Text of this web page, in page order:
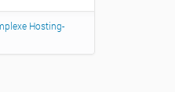
Hosting-